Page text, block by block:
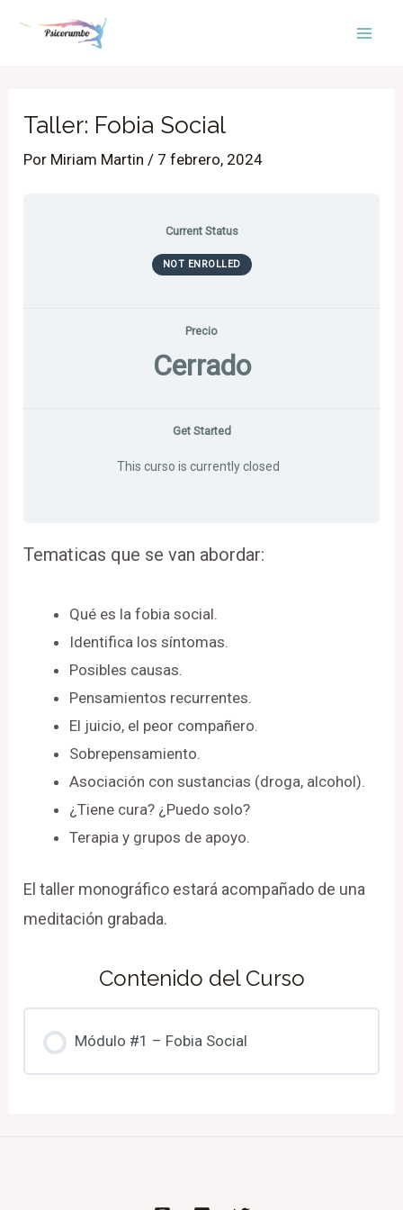
Taller: Fobia Social
Por Miriam Martin/ 7 febrero, 2024
Current Status
NOT ENROLLED
Precio
Cerrado
Get Started
This curso is currently closed
Tematicas que se van abordar:
Qué es la fobia social.
Identifica los síntomas.
Posibles causas.
Pensamientos recurrentes.
El juicio, el peor compañero.
Sobrepensamiento.
Asociación con sustancias (droga, alcohol).
¿Tiene cura? ¿Puedo solo?
Terapia y grupos de apoyo.
El taller monográfico estará acompañado de una
meditación grabada.
Contenido del Curso
Módulo #1 – Fobia Social